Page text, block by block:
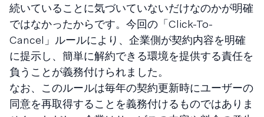
続いていることに気づいていないだけなのかが明確
ではなかったからです。今回の「Click-To-
Cancel」ルールにより、企業側が契約内容を明確
に提示し、簡単に解約できる環境を提供する責任を
負うことが義務付けられました。
なお、このルールは毎年の契約更新時にユーザーの
同意を再取得することを義務付けるものではありま